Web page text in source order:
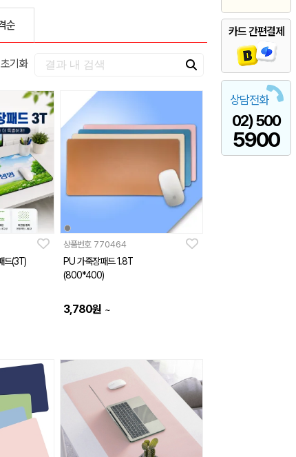
카드 간편결제
상담전화
02) 500
5900
순
기화
드(3T)
상품번호 770464
PU 가죽장패드 1.8T
(800*400)
3,780원 ~